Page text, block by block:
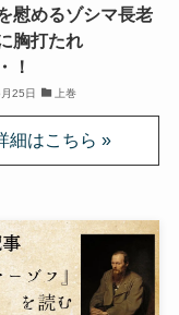
コースト
戦争
～冷戦後の国際
慰めるゾシマ長老
胸打たれ
！
25日 上巻